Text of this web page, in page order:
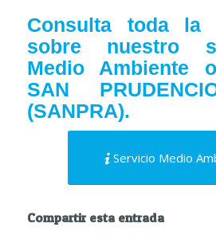
Consulta toda la
sobre nuestro
Medio Ambiente
SAN
(SANPRA).
Servicio Medio
Compartir esta entrada